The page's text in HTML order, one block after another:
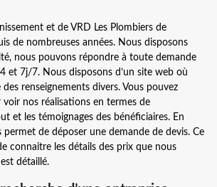
et de VRD Les Plombiers de
de nombreuses années. Nous disposons
nous pouvons répondre à toute demande
et 7j/7. Nous disposons d’un site web où
renseignements divers. Vous pouvez
nos réalisations en termes de
et les témoignages des bénéficiaires. En
permet de déposer une demande de devis. Ce
connaitre les détails des prix que nous
détaillé.